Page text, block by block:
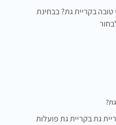
בקריית גת? בבחינת
גת בקריית גת פועלות